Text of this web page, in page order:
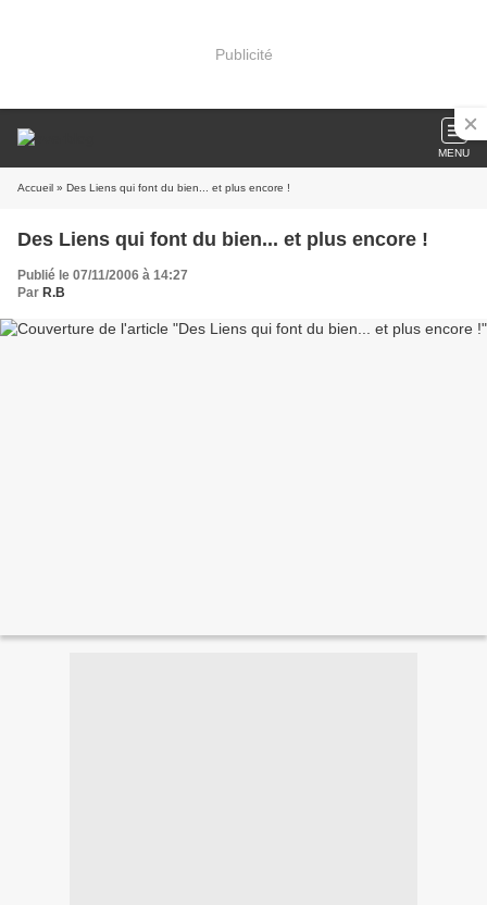
Publicité
MENU
Accueil » Des Liens qui font du bien... et plus encore !
Des Liens qui font du bien... et plus encore !
Publié le 07/11/2006 à 14:27
Par R.B